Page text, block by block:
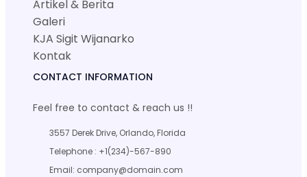
Artikel & Berita
Galeri
KJA Sigit Wijanarko
Kontak
CONTACT INFORMATION
Feel free to contact & reach us !!
3557 Derek Drive, Orlando, Florida
Telephone : +1(234)-567-890
Email: company@domain.com